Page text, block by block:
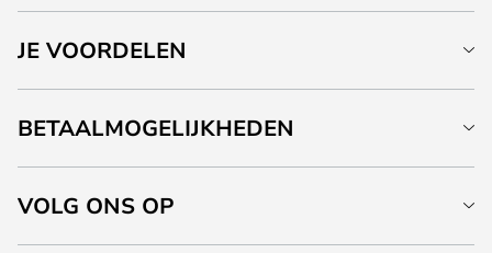
JE VOORDELEN
BETAALMOGELIJKHEDEN
VOLG ONS OP